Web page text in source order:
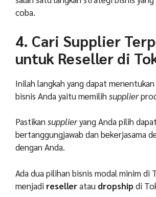
coba.
4. Cari Supplier
untuk Reseller di
Inilah langkah yang dapat
bisnis Anda yaitu memilihsupplier
Pastikansupplieryang Anda pilih dapat
bertanggungjawab dan bekerjasama
dengan Anda.
Ada dua pilihan bisnis modal minim di
menjadi reselleratau dropshipdi